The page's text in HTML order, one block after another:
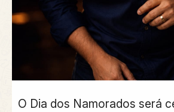
O Dia dos Namorados será